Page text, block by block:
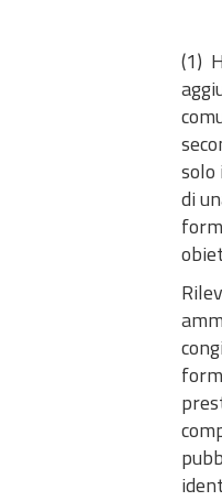
(1)
solo
di